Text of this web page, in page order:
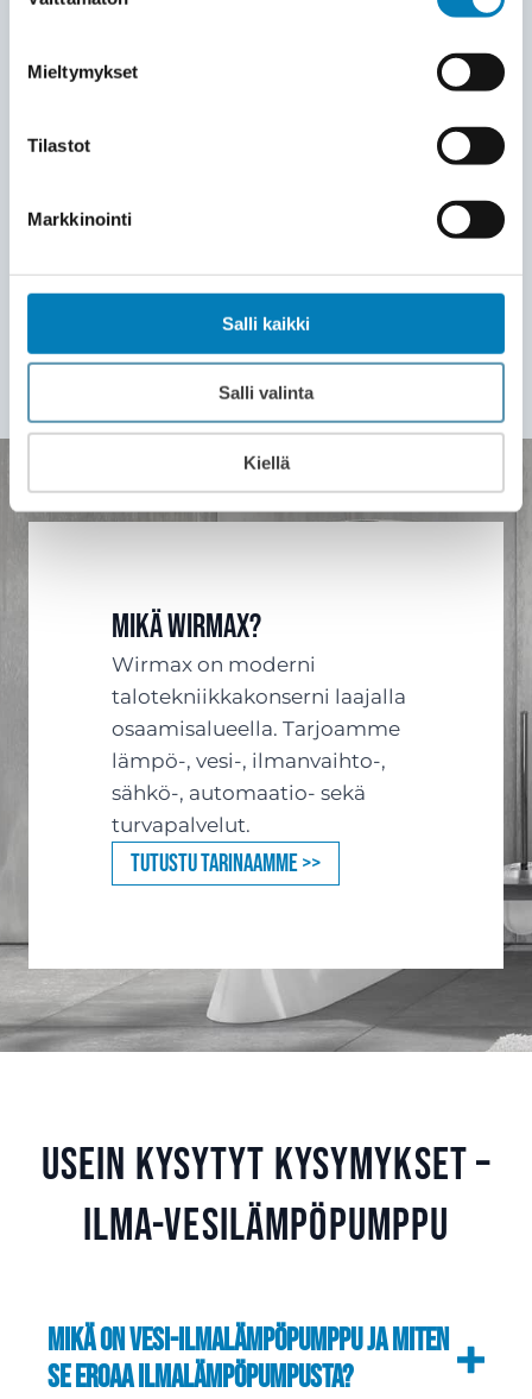
Mieltymykset
Tilastot
Markkinointi
Salli kaikki
Salli valinta
Kiellä
ja opastamme sinut laitteen käyttöön.
7
valmistuttua. Voit alkaa nauttia
välittömästi tasaisesta lämmöstä ja
pienemmistä sähkölaskuista. Wirmax
Mikä Wirmax?
Wirmax on moderni
talotekniikkakonserni laajalla
osaamisalueella. Tarjoamme
lämpö-, vesi-, ilmanvaihto-,
sähkö-, automaatio- sekä
turvapalvelut.
Tutustu tarinaamme >>
Usein kysytyt kysymykset –
Ilma-vesilämpöpumppu
Mikä on vesi-ilmalämpöpumppu ja miten
se eroaa ilmalämpöpumpusta?